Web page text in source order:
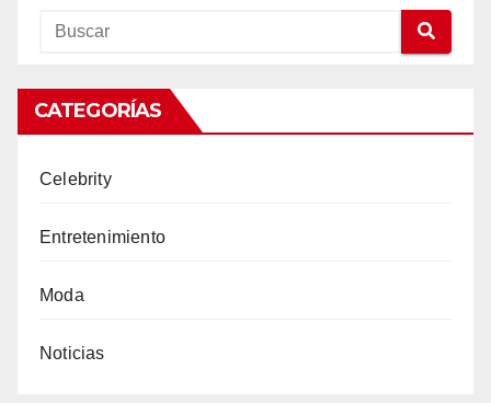
CATEGORÍAS
Celebrity
Entretenimiento
Moda
Noticias